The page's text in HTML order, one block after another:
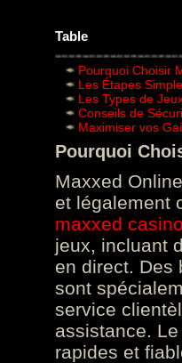
Table
Pourquoi Choisir
Les Étapes
Les Types de
Conseils de
Maximiser vos
Pourquoi
Maxxed
et légalement
maxxed
jeux, incluant
en direct. Des
sont
service
assistance.
rapides et